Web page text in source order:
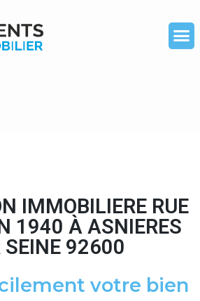
IMMOBILIERE RUE
1940 À ASNIERES
SEINE 92600
votre bien